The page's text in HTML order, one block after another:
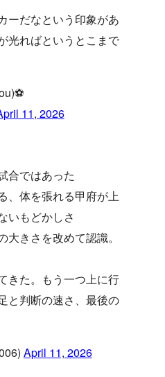
ーだなという印象があ
光ればというとこまで
11, 2026
合ではあった
、体を張れる甲府が上
いもどかしさ
大きさを改めて認識。
きた。もう一つ上に行
と判断の速さ、最後の
April 11, 2026